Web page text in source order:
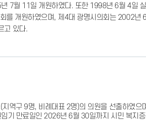
7월 11일 개원하였다. 또한 1998년 6월 4일
개원하였으며, 제4대 광명시의회는 2002년
고 있다.
역구 9명, 비례대표 2명)의 의원을 선출하였으
기 만료일인 2026년 6월 30일까지 시민 복지